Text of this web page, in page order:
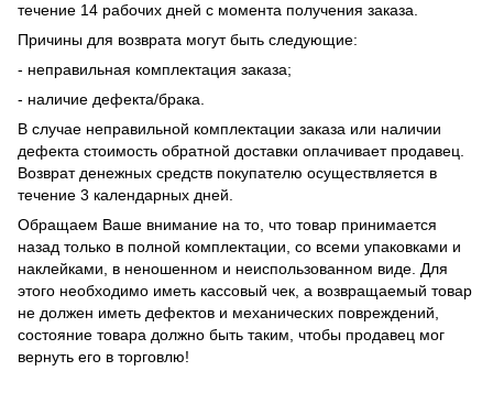
течение 14 рабочих дней с момента получения заказа.
Причины для возврата могут быть следующие:
- неправильная комплектация заказа;
- наличие дефекта/брака.
В случае неправильной комплектации заказа или наличии
дефекта стоимость обратной доставки оплачивает продавец.
Возврат денежных средств покупателю осуществляется в
течение 3 календарных дней.
Обращаем Ваше внимание на то, что товар принимается
назад только в полной комплектации, со всеми упаковками и
наклейками, в неношенном и неиспользованном виде. Для
этого необходимо иметь кассовый чек, а возвращаемый товар
не должен иметь дефектов и механических повреждений,
состояние товара должно быть таким, чтобы продавец мог
вернуть его в торговлю!